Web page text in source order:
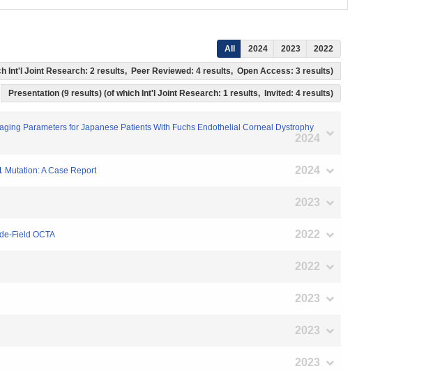
All 2024 2023 2022
Int'l Joint Research: 2 results, Peer Reviewed: 4 results, Open Access: 3 results)
Presentation (9 results) (of which Int'l Joint Research: 1 results, Invited: 4 results)
Parameters for Japanese Patients With Fuchs Endothelial Corneal Dystrophy
2024
Mutation: A Case Report 2024
2023
Field OCTA 2022
2022
2023
2023
2023